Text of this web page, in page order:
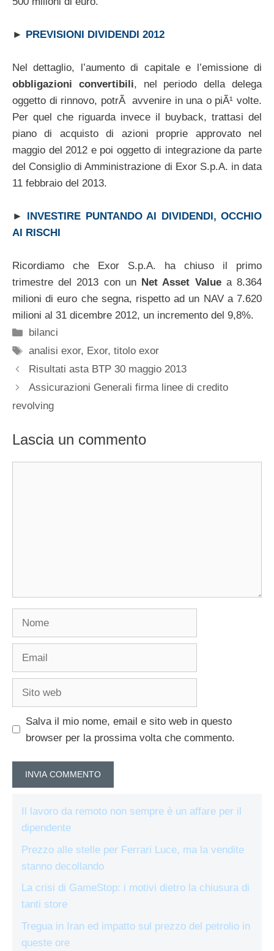
► PREVISIONI DIVIDENDI 2012
Nel dettaglio, l’aumento di capitale e l’emissione di
obbligazioni convertibili, nel periodo della delega
oggetto di rinnovo, potrÃ avvenire in una o piÃ¹ volte.
Per quel che riguarda invece il buyback, trattasi del
piano di acquisto di azioni proprie approvato nel
maggio del 2012 e poi oggetto di integrazione da parte
del Consiglio di Amministrazione di Exor S.p.A. in data
11 febbraio del 2013.
►
INVESTIRE PUNTANDO AI DIVIDENDI, OCCHIO
AI RISCHI
Ricordiamo che Exor S.p.A. ha chiuso il primo
trimestre del 2013 con un Net Asset Valuea 8.364
milioni di euro che segna, rispetto ad un NAV a 7.620
milioni al 31 dicembre 2012, un incremento del 9,8%.
Categorie
bilanci
Tag
analisi exor, Exor,titolo exor
Risultati asta BTP 30 maggio 2013
Assicurazioni Generali firma linee di credito
revolving
Lascia un commento
Nome
Email
Sito
Salva il mio nome, email e sito web in questo
browser per la prossima volta che commento.
Il lavoro da remoto non sempre è un affare per il
dipendente
Prezzo alle stelle per Ferrari Luce, ma la vendite
stanno decollando
La crisi di GameStop: i motivi dietro la chiusura di
tanti store
Tregua in Iran ed impatto sul prezzo del petrolio in
queste ore